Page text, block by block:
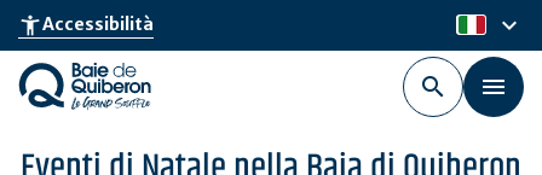
Skip
main
content
accessibility_newAccessibilità it
keyboard_arrow_down